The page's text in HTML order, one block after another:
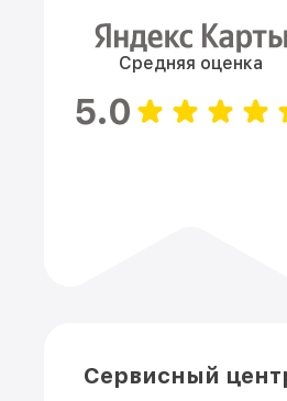
Средняя оценка
5.0
Сервисный